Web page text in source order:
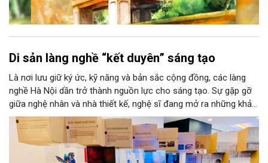
Di sản làng nghề “kết duyên” sáng tạo
Là nơi lưu giữ ký ức, kỹ năng và bản sắc cộng đồng, các làng
nghề Hà Nội dần trở thành nguồn lực cho sáng tạo. Sự gặp gỡ
giữa nghệ nhân và nhà thiết kế, nghệ sĩ đang mở ra những khả
năng phát triển mới cho thủ công đương đại trên nền tảng di
sản. Từ những cuộc “kết duyên” đầy cảm hứng ấy, Hà Nội đang
khơi thông mạch ngầm của hệ sinh thái thủ công, biến vốn cổ
thành động lực bền vững cho tương lai.